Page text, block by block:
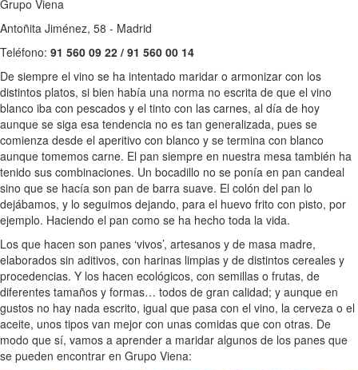
Grupo Viena
Antoñita Jiménez, 58 - Madrid
Teléfono: 91 560 09 22 / 91 560 00 14
De siempre el vino se ha intentado maridar o armonizar con los
distintos platos, si bien había una norma no escrita de que el vino
blanco iba con pescados y el tinto con las carnes, al día de hoy
aunque se siga esa tendencia no es tan generalizada, pues se
comienza desde el aperitivo con blanco y se termina con blanco
aunque tomemos carne. El pan siempre en nuestra mesa también ha
tenido sus combinaciones. Un bocadillo no se ponía en pan candeal
sino que se hacía son pan de barra suave. El colón del pan lo
dejábamos, y lo seguimos dejando, para el huevo frito con pisto, por
ejemplo. Haciendo el pan como se ha hecho toda la vida.
Los que hacen son panes ‘vivos’, artesanos y de masa madre,
elaborados sin aditivos, con harinas limpias y de distintos cereales y
procedencias. Y los hacen ecológicos, con semillas o frutas, de
diferentes tamaños y formas… todos de gran calidad; y aunque en
gustos no hay nada escrito, igual que pasa con el vino, la cerveza o el
aceite, unos tipos van mejor con unas comidas que con otras. De
modo que sí, vamos a aprender a maridar algunos de los panes que
se pueden encontrar en Grupo Viena: